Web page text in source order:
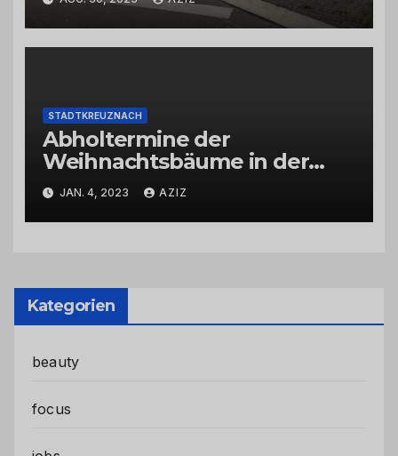
STADTKREUZNACH
Abholtermine der
Weihnachtsbäume in der
Kernstadt und in den
Stadtteilen
JAN. 4, 2023 AZIZ
Kategorien
beauty
focus